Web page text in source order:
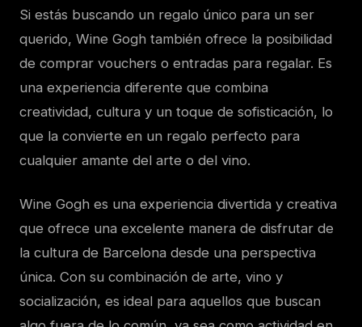
Si estás buscando un regalo único para un ser
querido, Wine Gogh también ofrece la posibilidad
de comprar vouchers o entradas para regalar. Es
una experiencia diferente que combina
creatividad, cultura y un toque de sofisticación, lo
que la convierte en un regalo perfecto para
cualquier amante del arte o del vino.
Wine Gogh es una experiencia divertida y creativa
que ofrece una excelente manera de disfrutar de
la cultura de Barcelona desde una perspectiva
única. Con su combinación de arte, vino y
socialización, es ideal para aquellos que buscan